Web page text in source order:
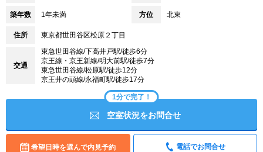
築年数 1年未満 方位 北東
住所 東京都世田谷区松原２丁目
交通
東急世田谷線/下高井戸駅/徒歩6分
京王線・京王新線/明大前駅/徒歩7分
東急世田谷線/松原駅/徒歩12分
京王井の頭線/永福町駅/徒歩17分
1分で完了！
空室状況をお問合せ
希望日時を選んで内見予約 電話でお問合せ